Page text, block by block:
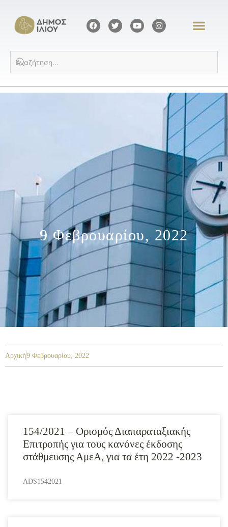
9 Φεβρουαρίου, 2022
Αρχική9 Φεβρουαρίου, 2022
154/2021 – Ορισμός Διαπαραταξιακής
Επιτροπής για τους κανόνες έκδοσης
στάθμευσης ΑμεΑ, για τα έτη 2022 -2023
ADS1542021